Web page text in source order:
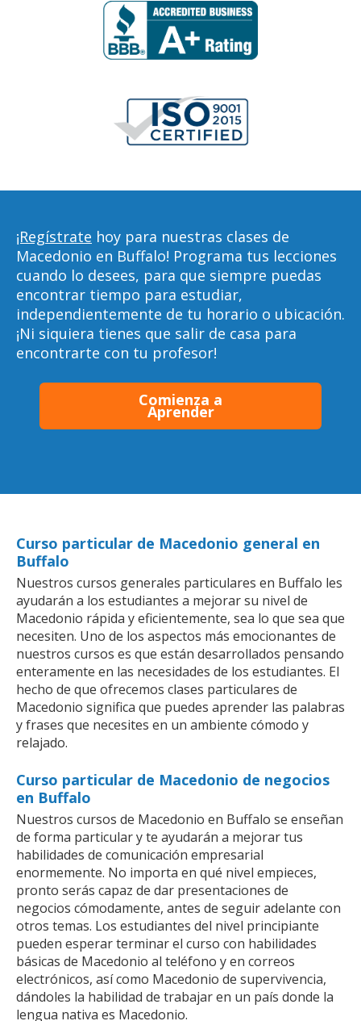
¡Regístrate hoy para nuestras clases de
Macedonio en Buffalo! Programa tus lecciones
cuando lo desees, para que siempre puedas
encontrar tiempo para estudiar,
independientemente de tu horario o ubicación.
¡Ni siquiera tienes que salir de casa para
encontrarte con tu profesor!
Comienza a
Aprender
Curso particular de Macedonio general en
Buffalo
Nuestros cursos generales particulares en Buffalo les
ayudarán a los estudiantes a mejorar su nivel de
Macedonio rápida y eficientemente, sea lo que sea que
necesiten. Uno de los aspectos más emocionantes de
nuestros cursos es que están desarrollados pensando
enteramente en las necesidades de los estudiantes. El
hecho de que ofrecemos clases particulares de
Macedonio significa que puedes aprender las palabras
y frases que necesites en un ambiente cómodo y
relajado.
Curso particular de Macedonio de negocios
en Buffalo
Nuestros cursos de Macedonio en Buffalo se enseñan
de forma particular y te ayudarán a mejorar tus
habilidades de comunicación empresarial
enormemente. No importa en qué nivel empieces,
pronto serás capaz de dar presentaciones de
negocios cómodamente, antes de seguir adelante con
otros temas. Los estudiantes del nivel principiante
pueden esperar terminar el curso con habilidades
básicas de Macedonio al teléfono y en correos
electrónicos, así como Macedonio de supervivencia,
dándoles la habilidad de trabajar en un país donde la
lengua nativa es Macedonio.